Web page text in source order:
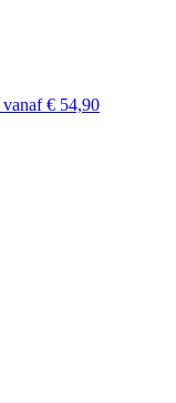
vanaf € 54,90